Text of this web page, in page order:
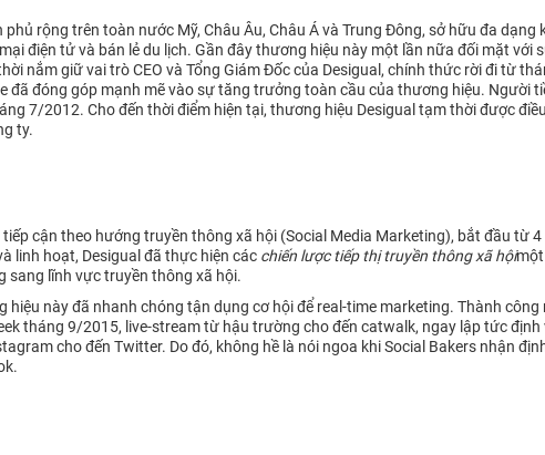
rộng trên toàn nước Mỹ, Châu Âu, Châu Á và Trung Đông, sở hữu đa dạng
điện tử và bán lẻ du lịch. Gần đây thương hiệu này một lần nữa đối mặt với
nắm giữ vai trò CEO và Tổng Giám Đốc của Desigual, chính thức rời đi từ
đóng góp mạnh mẽ vào sự tăng trưởng toàn cầu của thương hiệu. Người
7/2012. Cho đến thời điểm hiện tại, thương hiệu Desigual tạm thời được
ty.
cận theo hướng truyền thông xã hội (Social Media Marketing), bắt đầu từ
linh hoạt, Desigual đã thực hiện các chiến lược tiếp thị truyền thông xã hội
sang lĩnh vực truyền thông xã hội.
này đã nhanh chóng tận dụng cơ hội để real-time marketing. Thành công
tháng 9/2015, live-stream từ hậu trường cho đến catwalk, ngay lập tức định
cho đến Twitter. Do đó, không hề là nói ngoa khi Social Bakers nhận